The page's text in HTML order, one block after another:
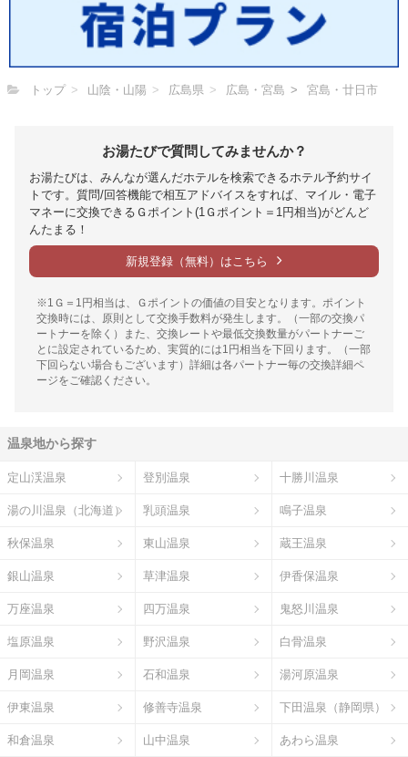
トップ 山陰・山陽 広島県 広島・宮島 宮島・廿日市
お湯たびで質問してみませんか？
お湯たびは、みんなが選んだホテルを検索できるホテル予約サイ
トです。質問/回答機能で相互アドバイスをすれば、マイル・電子
マネーに交換できるＧポイント(1Ｇポイント＝1円相当)がどんど
んたまる！
新規登録（無料）はこちら
※1Ｇ＝1円相当は、Ｇポイントの価値の目安となります。ポイント
交換時には、原則として交換手数料が発生します。（一部の交換パ
ートナーを除く）また、交換レートや最低交換数量がパートナーご
とに設定されているため、実質的には1円相当を下回ります。（一部
下回らない場合もございます）詳細は各パートナー毎の交換詳細ペ
ージをご確認ください。
温泉地から探す
定山渓温泉 登別温泉 十勝川温泉
湯の川温泉（北海道） 乳頭温泉 鳴子温泉
秋保温泉 東山温泉 蔵王温泉
銀山温泉 草津温泉 伊香保温泉
万座温泉 四万温泉 鬼怒川温泉
塩原温泉 野沢温泉 白骨温泉
月岡温泉 石和温泉 湯河原温泉
伊東温泉 修善寺温泉 下田温泉（静岡県）
和倉温泉 山中温泉 あわら温泉